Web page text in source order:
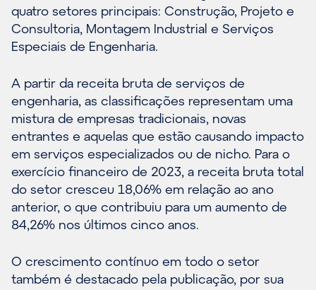
quatro setores principais: Construção, Projeto e
Consultoria, Montagem Industrial e Serviços
Especiais de Engenharia.
A partir da receita bruta de serviços de
engenharia, as classificações representam uma
mistura de empresas tradicionais, novas
entrantes e aquelas que estão causando impacto
em serviços especializados ou de nicho. Para o
exercício financeiro de 2023, a receita bruta total
do setor cresceu 18,06% em relação ao ano
anterior, o que contribuiu para um aumento de
84,26% nos últimos cinco anos.
O crescimento contínuo em todo o setor
também é destacado pela publicação, por sua